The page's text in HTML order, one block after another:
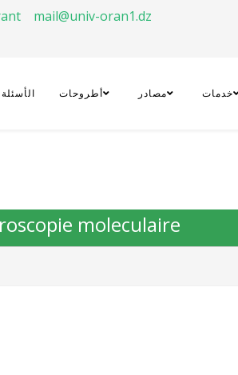
mail@univ-oran1.dz
خدمات مصادر أطروحات
moleculaire